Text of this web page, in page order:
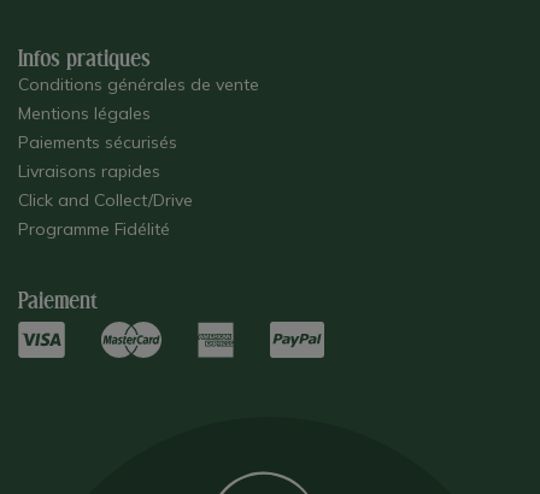
Infos pratiques
Conditions générales de vente
Mentions légales
Paiements sécurisés
Livraisons rapides
Click and Collect/Drive
Programme Fidélité
Paiement